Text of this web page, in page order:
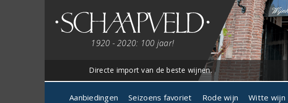
1920 - 2020: 100 jaar!
Directe import van de beste wijnen.
Aanbiedingen Seizoens favoriet Rode wijn Witte wijn